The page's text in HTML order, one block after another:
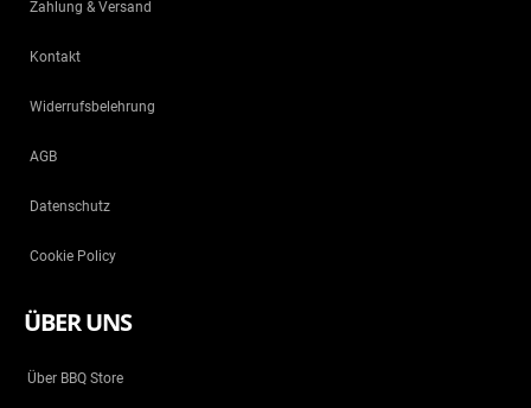
Zahlung & Versand
Kontakt
Widerrufsbelehrung
AGB
Datenschutz
Cookie Policy
ÜBER UNS
Über BBQ Store